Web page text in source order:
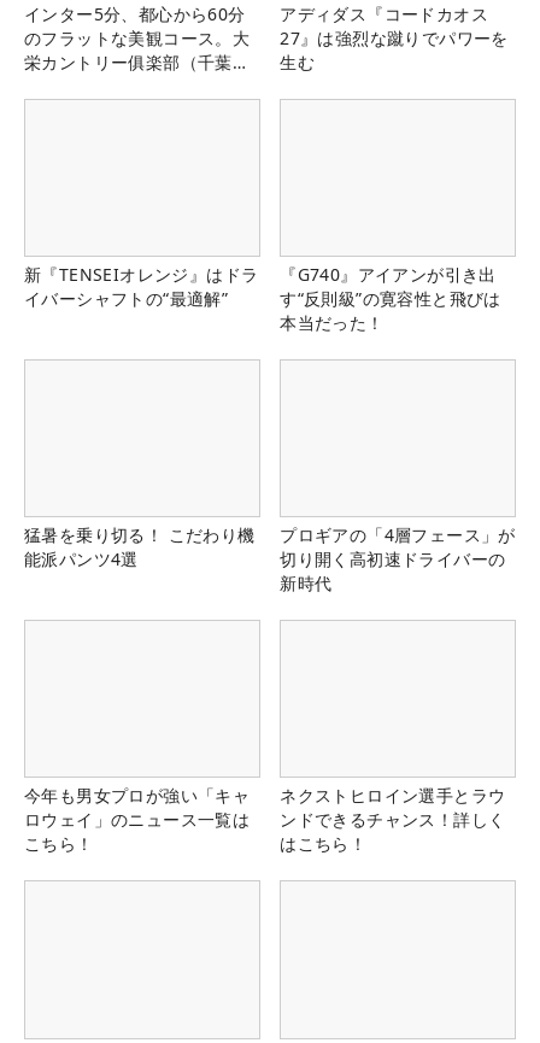
インター5分、都心から60分
のフラットな美観コース。大
栄カントリー俱楽部（千葉
アディダス『コードカオス
27』は強烈な蹴りでパワーを
生む
新『TENSEIオレンジ』はドラ
イバーシャフトの“最適解”
『G740』アイアンが引き出
す“反則級”の寛容性と飛びは
本当だった！
猛暑を乗り切る！ こだわり機
能派パンツ4選
プロギアの「4層フェース」が
切り開く高初速ドライバーの
新時代
今年も男女プロが強い「キャ
ロウェイ」のニュース一覧は
こちら！
ネクストヒロイン選手とラウ
ンドできるチャンス！詳しく
はこちら！